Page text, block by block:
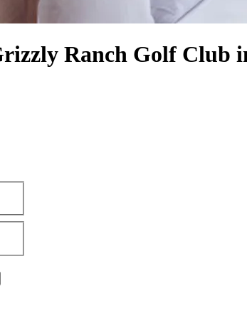
Ranch Golf Club